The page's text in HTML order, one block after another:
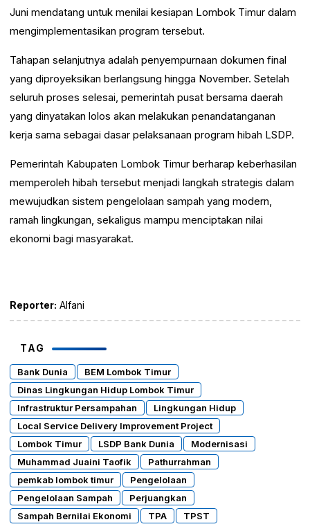
Juni mendatang untuk menilai kesiapan Lombok Timur dalam
mengimplementasikan program tersebut.
Tahapan selanjutnya adalah penyempurnaan dokumen final
yang diproyeksikan berlangsung hingga November. Setelah
seluruh proses selesai, pemerintah pusat bersama daerah
yang dinyatakan lolos akan melakukan penandatanganan
kerja sama sebagai dasar pelaksanaan program hibah LSDP.
Pemerintah Kabupaten Lombok Timur berharap keberhasilan
memperoleh hibah tersebut menjadi langkah strategis dalam
mewujudkan sistem pengelolaan sampah yang modern,
ramah lingkungan, sekaligus mampu menciptakan nilai
ekonomi bagi masyarakat.
Reporter: Alfani
TAG
Bank Dunia
BEM Lombok Timur
Dinas Lingkungan Hidup Lombok Timur
Infrastruktur Persampahan
Lingkungan Hidup
Local Service Delivery Improvement Project
Lombok Timur
LSDP Bank Dunia
Modernisasi
Muhammad Juaini Taofik
Pathurrahman
pemkab lombok timur
Pengelolaan
Pengelolaan Sampah
Perjuangkan
Sampah Bernilai Ekonomi
TPA TPST